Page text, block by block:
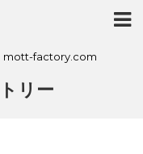
mott-factory.com
リー